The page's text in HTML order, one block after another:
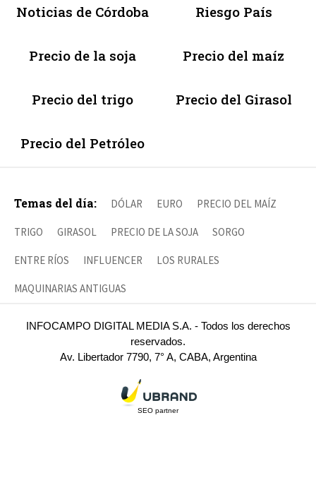
Noticias de Córdoba Riesgo País
Precio de la soja Precio del maíz
Precio del trigo Precio del Girasol
Precio del Petróleo
Temas del día: DÓLAR EURO PRECIO DEL MAÍZ
TRIGO GIRASOL PRECIO DE LA SOJA SORGO
ENTRE RÍOS INFLUENCER LOS RURALES
MAQUINARIAS ANTIGUAS
INFOCAMPO DIGITAL MEDIA S.A. - Todos los derechos
reservados.
Av. Libertador 7790, 7° A, CABA, Argentina
SEO partner